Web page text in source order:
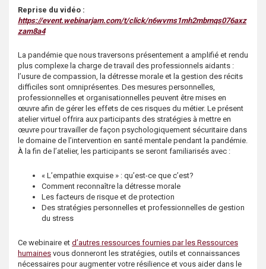
Reprise du vidéo :
https://event.webinarjam.com/t/click/n6wvms1mh2mbmqs076axz
zam8a4
La pandémie que nous traversons présentement a amplifié et rendu
plus complexe la charge de travail des professionnels aidants :
l’usure de compassion, la détresse morale et la gestion des récits
difficiles sont omniprésentes. Des mesures personnelles,
professionnelles et organisationnelles peuvent être mises en
œuvre afin de gérer les effets de ces risques du métier. Le présent
atelier virtuel offrira aux participants des stratégies à mettre en
œuvre pour travailler de façon psychologiquement sécuritaire dans
le domaine de l’intervention en santé mentale pendant la pandémie.
À la fin de l’atelier, les participants se seront familiarisés avec :
« L’empathie exquise » : qu’est-ce que c’est?
Comment reconnaître la détresse morale
Les facteurs de risque et de protection
Des stratégies personnelles et professionnelles de gestion
du stress
Ce webinaire et d’autres ressources fournies par les Ressources
humaines vous donneront les stratégies, outils et connaissances
nécessaires pour augmenter votre résilience et vous aider dans le